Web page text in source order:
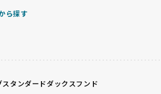
までも丁寧に確認しています。
は透明性を持って公開されている
んでも安心して子犬をお迎えいた
ョンを介さずに直接飼い主に渡す
また、彼らはお迎え先を自身で確
して暮らせる環境を整えるために直
す。
ーは、広範囲に販売するためにペ
ョンを活用し、子犬の心身への影響
ら探す
スタンダードダックスフンド